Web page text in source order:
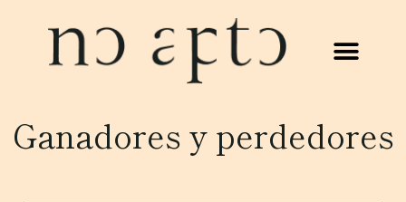
Ganadores y perdedores